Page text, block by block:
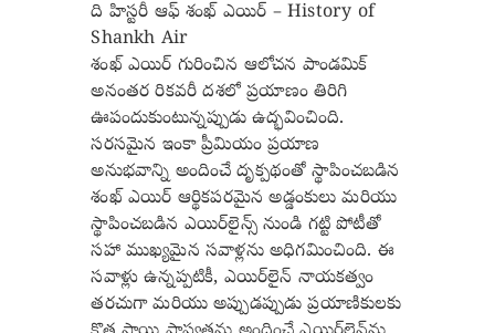
ది హిస్టరీ ఆఫ్ శంఖ్ ఎయిర్ – History of
Shankh Air
శంఖ్ ఎయిర్ గురించిన ఆలోచన పాండమిక్
అనంతర రికవరీ దశలో ప్రయాణం తిరిగి
ఊపందుకుంటున్నప్పుడు ఉద్భవించింది.
సరసమైన ఇంకా ప్రీమియం ప్రయాణ
అనుభవాన్ని అందించే దృక్పథంతో స్థాపించబడిన
శంఖ్ ఎయిర్ ఆర్థికపరమైన అడ్డంకులు మరియు
స్థాపించబడిన ఎయిర్‌లైన్స్ నుండి గట్టి పోటీతో
సహా ముఖ్యమైన సవాళ్లను అధిగమించింది. ఈ
సవాళ్లు ఉన్నప్పటికీ, ఎయిర్‌లైన్ నాయకత్వం
తరచుగా మరియు అప్పుడప్పుడు ప్రయాణికులకు